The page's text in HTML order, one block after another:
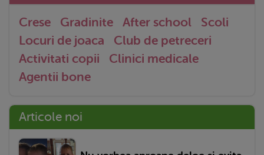
Crese Gradinite After school
Scoli
Locuri de joaca
Club de petreceri
Activitati copii
Clinici medicale
Agentii bone
Articole noi